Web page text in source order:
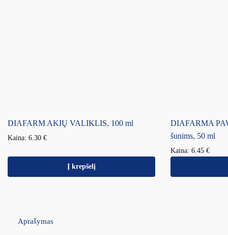
DIAFARM AKIŲ VALIKLIS, 100 ml
Kaina: 6.30 €
Į krepšelį
DIAFARMA
šunims, 50 ml
Kaina: 6.45 €
Aprašymas